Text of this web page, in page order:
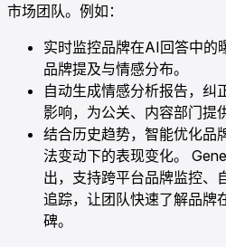
市场团队。例如：
实时监控品牌在AI回答中的
品牌提及与情感分布。
自动生成情感分析报告，纠
影响，为公关、内容部门提
结合历史趋势，智能优化品
法变动下的表现变化。
出，支持跨平台品牌监控、
追踪，让团队快速了解品牌
碑。